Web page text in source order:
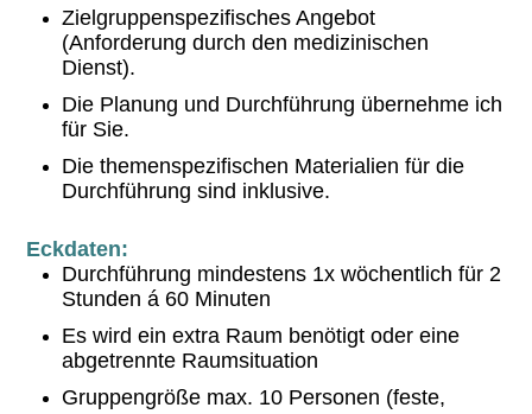
Zielgruppenspezifisches Angebot
(Anforderung durch den medizinischen
Dienst).
Die Planung und Durchführung übernehme ich
für Sie.
Die themenspezifischen Materialien für die
Durchführung sind inklusive.
Eckdaten:
Durchführung mindestens 1x wöchentlich für 2
Stunden á 60 Minuten
Es wird ein extra Raum benötigt oder eine
abgetrennte Raumsituation
Gruppengröße max. 10 Personen (feste,